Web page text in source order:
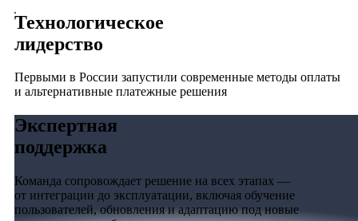
Технологическое
лидерство
Первыми в России запустили современные методы оплаты
и альтернативные платежные решения
Экспертная
поддержка
Команда сопровождает решение на всех этапах —
от интеграции до эксплуатации, включая обучение
пользователей, обновления и адаптацию под новые